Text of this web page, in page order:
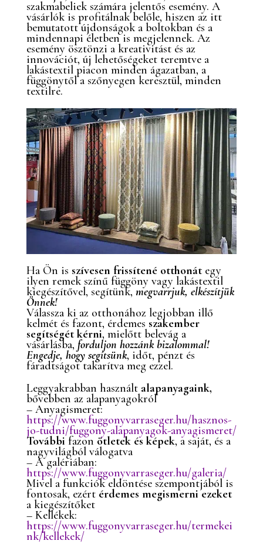
szakmabeliek számára jelentős esemény. A
vásárlók is profitálnak belőle, hiszen az itt
bemutatott újdonságok a boltokban és a
mindennapi életben is megjelennek. Az
esemény ösztönzi a kreativitást és az
innovációt, új lehetőségeket teremtve a
lakástextil piacon minden ágazatban, a
függönytől a szőnyegen keresztül, minden
textilre.
Ha Ön is szívesen frissítené otthonátegy
ilyen remek színű függöny vagy lakástextil
kiegészítővel, segítünk, megvarrjuk, elkészítjük
Önnek!
Válassza ki az otthonához legjobban illő
kelmét és fazont, érdemes szakember
segítségét kérni, mielőtt belevág a
vásárlásba, forduljon hozzánk bizalommal!
Engedje, hogy segítsünk, időt, pénzt és
fáradtságot takarítva meg ezzel.
Leggyakrabban használt alapanyagaink,
bővebben az alapanyagokról
– Anyagismeret:
https://www.fuggonyvarraseger.hu/hasznos-
jo-tudni/fuggony-alapanyagok-anyagismeret/
További fazon ötletek és képek, a saját, és a
nagyvilágból válogatva
– A galériában:
https://www.fuggonyvarraseger.hu/galeria/
Mivel a funkciók eldöntése szempontjából is
fontosak, ezért érdemes megismerni ezeket
a kiegészítőket
– Kellékek:
https://www.fuggonyvarraseger.hu/termekei
nk/kellekek/